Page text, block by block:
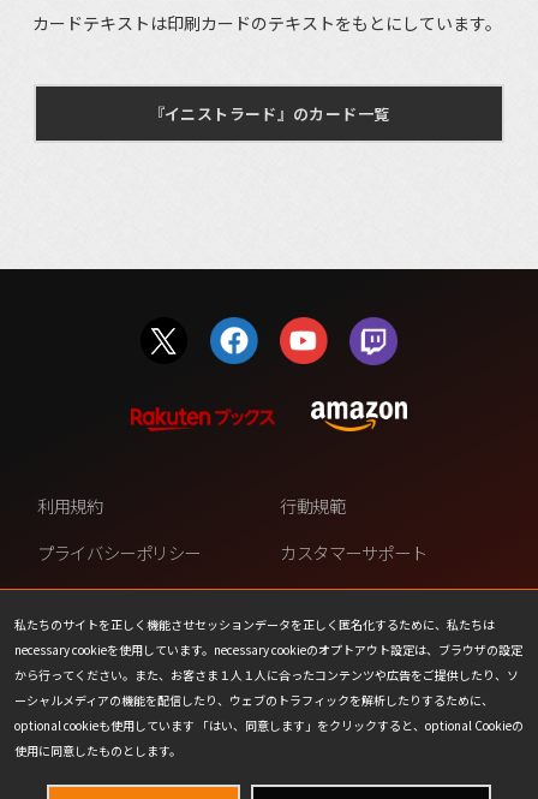
カードテキストは印刷カードのテキストをもとにしています。
『イニストラード』のカード一覧
私たちのサイトを正しく機能させセッションデータを正しく匿名化するために、私たちは
necessary cookieを使用しています。necessary cookieのオプトアウト設定は、ブラウザの設定
から行ってください。また、お客さま１人１人に合ったコンテンツや広告をご提供したり、ソ
ーシャルメディアの機能を配信したり、ウェブのトラフィックを解析したりするために、
optional cookieも使用しています 「はい、同意します」をクリックすると、optional Cookieの
使用に同意したものとします。
利用規約
行動規範
プライバシーポリシー
カスタマーサポート
ファンコンテンツ・ポリシー
個人情報の販売や共有を許可し
ない
COOKIE
プレスリリース
会社情報
お問い合わせ